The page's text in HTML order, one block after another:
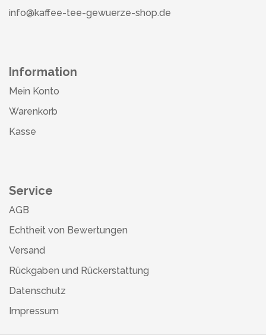
info@kaffee-tee-gewuerze-shop.de
Information
Mein Konto
Warenkorb
Kasse
Service
AGB
Echtheit von Bewertungen
Versand
Rückgaben und Rückerstattung
Datenschutz
Impressum